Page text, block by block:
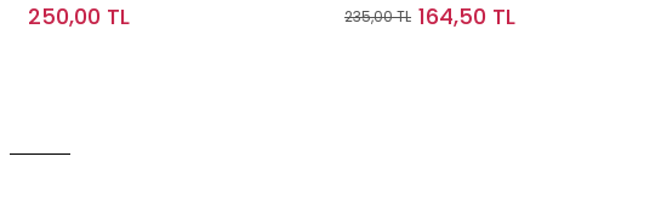
250,00 TL 235,00 TL 164,50 TL